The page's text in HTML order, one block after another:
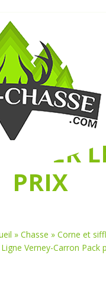
TEMPS
PRIX
» Chasse » Corne et
Verney-Carron Pack